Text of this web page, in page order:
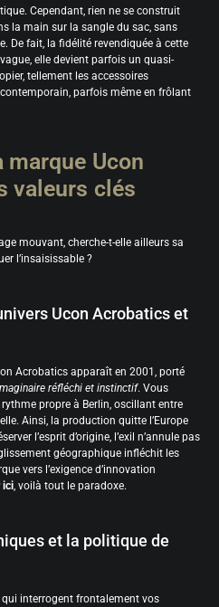
Cependant, rien ne se construit
la main sur la sangle du sac, sans
De fait, la fidélité revendiquée à cette
elle devient parfois un quasi-
tellement les accessoires
parfois même en frôlant
marque Ucon
valeurs clés
mouvant, cherche-t-elle ailleurs sa
l’insaisissable ?
Ucon Acrobatics et
Acrobatics apparaît en 2001, porté
réfléchi et instinctif. Vous
propre à Berlin, oscillant entre
Ainsi, la production quitte l’Europe
l’esprit d’origine, l’exil n’annule pas
géographique infléchit les
vers l’exigence d’innovation
ici, voilà tout le paradoxe.
et la politique de
interrogent frontalement vos